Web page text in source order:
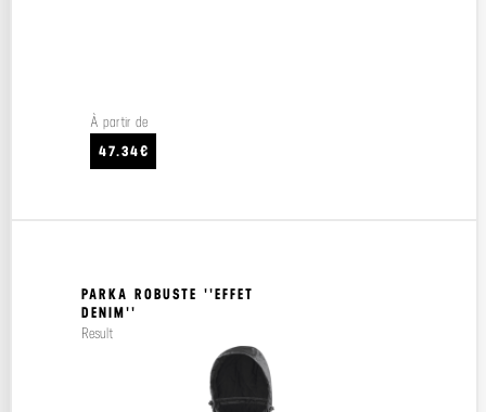
À partir de
47.34€
PARKA ROBUSTE ''EFFET
DENIM''
Result